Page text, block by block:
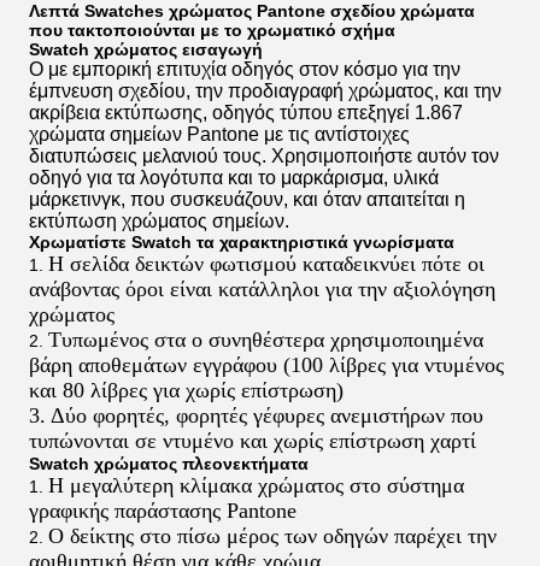
Λεπτά Swatches χρώματος Pantone σχεδίου χρώματα
που τακτοποιούνται με το χρωματικό σχήμα
Swatch χρώματος εισαγωγή
Ο με εμπορική επιτυχία οδηγός στον κόσμο για την
έμπνευση σχεδίου, την προδιαγραφή χρώματος, και την
ακρίβεια εκτύπωσης, οδηγός τύπου επεξηγεί 1.867
χρώματα σημείων Pantone με τις αντίστοιχες
διατυπώσεις μελανιού τους. Χρησιμοποιήστε αυτόν τον
οδηγό για τα λογότυπα και το μαρκάρισμα, υλικά
μάρκετινγκ, που συσκευάζουν, και όταν απαιτείται η
εκτύπωση χρώματος σημείων.
Χρωματίστε Swatch τα χαρακτηριστικά γνωρίσματα
1. Η σελίδα δεικτών φωτισμού καταδεικνύει πότε οι
ανάβοντας όροι είναι κατάλληλοι για την αξιολόγηση
χρώματος
2. Τυπωμένος στα ο συνηθέστερα χρησιμοποιημένα
βάρη αποθεμάτων εγγράφου (100 λίβρες για ντυμένος
και 80 λίβρες για χωρίς επίστρωση)
3. Δύο φορητές, φορητές γέφυρες ανεμιστήρων που
τυπώνονται σε ντυμένο και χωρίς επίστρωση χαρτί
Swatch χρώματος πλεονεκτήματα
1. Η μεγαλύτερη κλίμακα χρώματος στο σύστημα
γραφικής παράστασης Pantone
2. Ο δείκτης στο πίσω μέρος των οδηγών παρέχει την
αριθμητική θέση για κάθε χρώμα